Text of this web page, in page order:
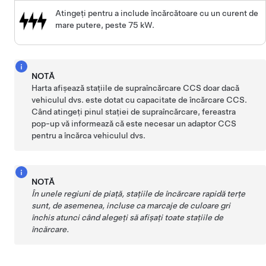
Atingeți pentru a include încărcătoare cu un curent de
mare putere, peste 75 kW.
NOTĂ
Harta afișează stațiile de supraîncărcare CCS doar dacă
vehiculul dvs. este dotat cu capacitate de încărcare CCS.
Când atingeți pinul stației de supraîncărcare, fereastra
pop-up vă informează că este necesar un adaptor CCS
pentru a încărca vehiculul dvs.
NOTĂ
În unele regiuni de piață, stațiile de încărcare rapidă terțe
sunt, de asemenea, incluse ca marcaje de culoare gri
închis atunci când alegeți să afișați toate stațiile de
încărcare.